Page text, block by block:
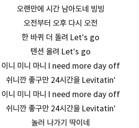
오랜만에 시간 남아도네 빙빙
오전부터 오후 다시 오전
한 바퀴 더 돌려 Let's go
텐션 올려 Let's go
이니 미니 마니 I need more day off
쉬니깐 좋구만 24시간을 Levitatin'
이니 미니 마니 I need more day off
쉬니깐 좋구만 24시간을 Levitatin'
놀러 나가기 딱이네